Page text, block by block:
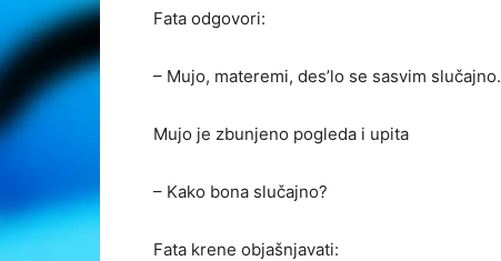
Fata odgovori:
– Mujo, materemi, des’lo se sasvim slučajno.
Mujo je zbunjeno pogleda i upita
– Kako bona slučajno?
Fata krene objašnjavati: